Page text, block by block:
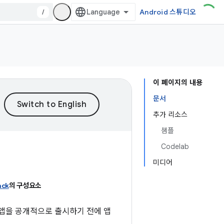
/ Android 스튜디오
이 페이지의 내용
문서
추가 리소스
샘플
Codelab
미디어
의 구성요소
을 공개적으로 출시하기 전에 앱